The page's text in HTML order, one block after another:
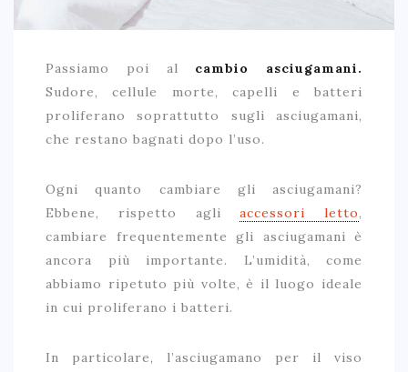
Passiamo poi al cambio asciugamani.
Sudore, cellule morte, capelli e batteri
proliferano soprattutto sugli asciugamani,
che restano bagnati dopo l’uso.
Ogni quanto cambiare gli asciugamani?
Ebbene, rispetto agliaccessori letto,
cambiare frequentemente gli asciugamani è
ancora più importante. L’umidità, come
abbiamo ripetuto più volte, è il luogo ideale
in cui proliferano i batteri.
In particolare, l’asciugamano per il viso